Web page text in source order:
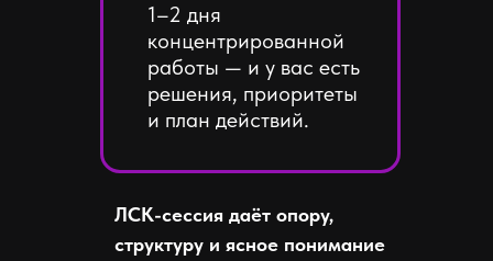
1–2 дня
концентрированной
работы — и у вас есть
решения, приоритеты
и план действий.
ЛСК-сессия даёт опору,
структуру и ясное понимание